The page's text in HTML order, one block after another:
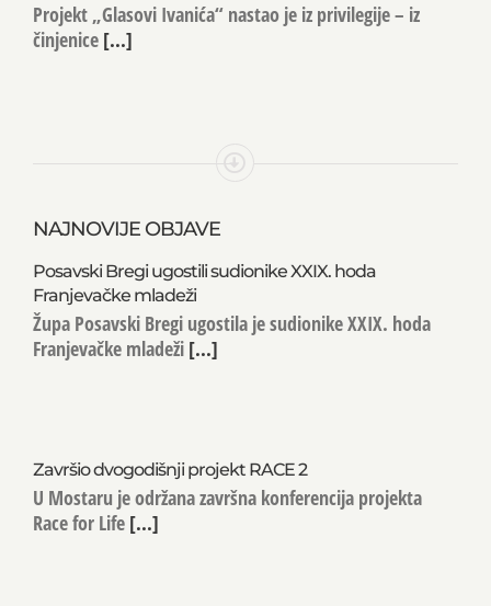
Projekt „Glasovi Ivanića“ nastao je iz privilegije – iz
činjenice [...]
NAJNOVIJE OBJAVE
Posavski Bregi ugostili sudionike XXIX. hoda
Franjevačke mladeži
Župa Posavski Bregi ugostila je sudionike XXIX. hoda
Franjevačke mladeži [...]
Završio dvogodišnji projekt RACE 2
U Mostaru je održana završna konferencija projekta
Race for Life [...]